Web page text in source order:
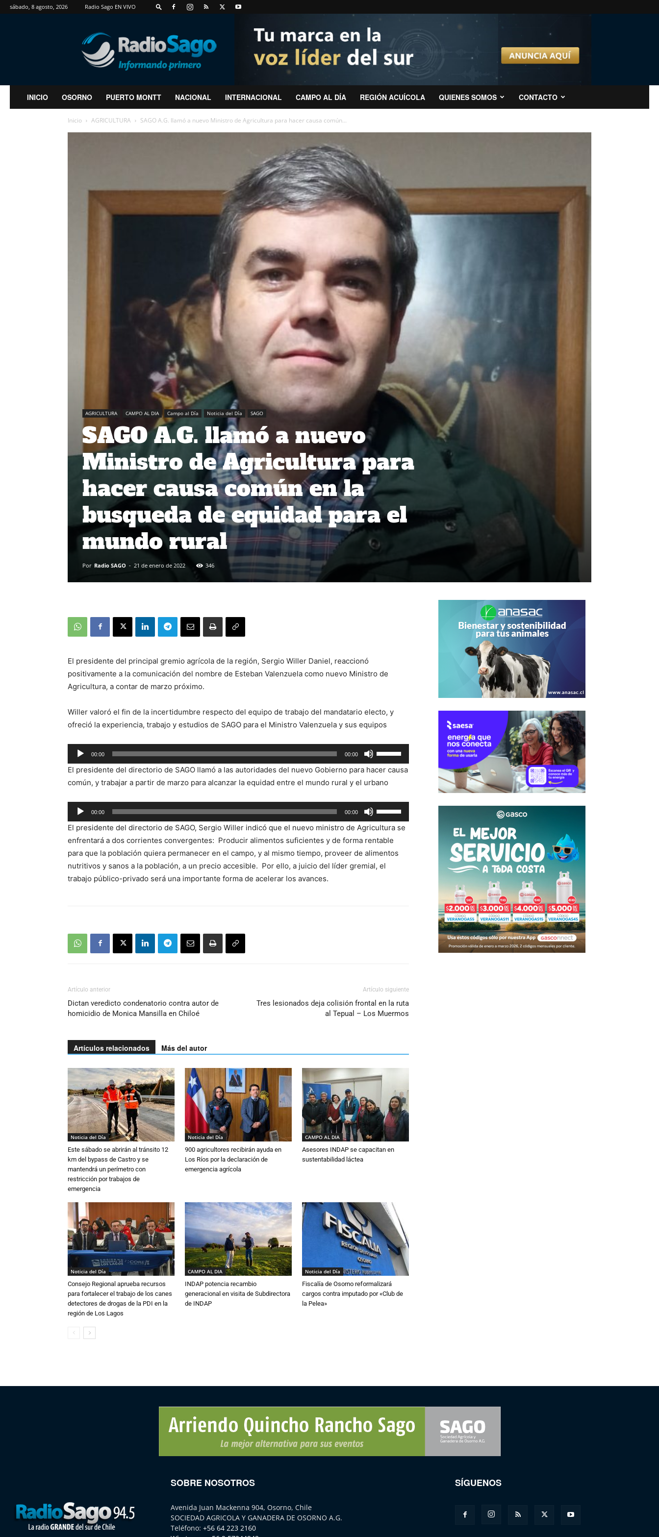
sábado, 8 agosto, 2026 Radio Sago EN VIVO
RadioSago
INICIO OSORNO PUERTO MONTT NACIONAL INTERNACIONAL CAMPO AL DÍA REGIÓN ACUÍCOLA QUIENES SOMOS CONTACTO
Inicio AGRICULTURA SAGO A.G. llamó a nuevo Ministro de Agricultura para hacer causa común...
AGRICULTURA CAMPO AL DIA Campo al Día Noticia del Día SAGO
SAGO A.G. llamó a nuevo
Ministro de Agricultura para
hacer causa común en la
busqueda de equidad para el
mundo rural
Por Radio SAGO - 21 de enero de 2022 346
El presidente del principal gremio agrícola de la región, Sergio Willer Daniel, reaccionó
positivamente a la comunicación del nombre de Esteban Valenzuela como nuevo Ministro de
Agricultura, a contar de marzo próximo.
Willer valoró el fin de la incertidumbre respecto del equipo de trabajo del mandatario electo, y
ofreció la experiencia, trabajo y estudios de SAGO para el Ministro Valenzuela y sus equipos
Reproductor
de
audio
00:00 00:00
las
teclas
de
flecha
arriba/abajo
para
aumentar
o
disminuir
El presidente del directorio de SAGO llamó a las autoridades del nuevo Gobierno para hacer causa
común, y trabajar a partir de marzo para alcanzar la equidad entre el mundo rural y el urbano
Reproductor
de
audio
00:00 00:00
las
teclas
de
flecha
arriba/abajo
El presidente del directorio de SAGO, Sergio Willer indicó que el nuevo ministro de Agricultura se
enfrentará a dos corrientes convergentes: Producir alimentos suficientes y de forma rentable
para que la población quiera permanecer en el campo, y al mismo tiempo, proveer de alimentos
nutritivos y sanos a la población, a un precio accesible. Por ello, a juicio del líder gremial, el
trabajo público-privado será una importante forma de acelerar los avances.
Artículo anterior
Dictan veredicto condenatorio contra autor de
homicidio de Monica Mansilla en Chiloé
Artículo siguiente
Tres lesionados deja colisión frontal en la ruta
al Tepual – Los Muermos
Artículos relacionados Más del autor
Noticia del Día
Este sábado se abrirán al tránsito 12
km del bypass de Castro y se
mantendrá un perímetro con
restricción por trabajos de
emergencia
Noticia del Día
900 agricultores recibirán ayuda en
Los Ríos por la declaración de
emergencia agrícola
CAMPO AL DIA
Asesores INDAP se capacitan en
sustentabilidad láctea
Noticia del Día
Consejo Regional aprueba recursos
para fortalecer el trabajo de los canes
detectores de drogas de la PDI en la
región de Los Lagos
CAMPO AL DIA
INDAP potencia recambio
generacional en visita de Subdirectora
de INDAP
Noticia del Día
Fiscalía de Osorno reformalizará
cargos contra imputado por «Club de
la Pelea»
SOBRE NOSOTROS
Avenida Juan Mackenna 904, Osorno, Chile
SOCIEDAD AGRICOLA Y GANADERA DE OSORNO A.G.
Teléfono: +56 64 223 2160
SÍGUENOS